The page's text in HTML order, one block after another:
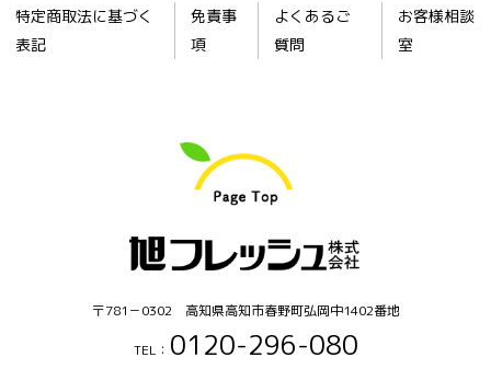
特定商取法に基づく
表記
免責事
項
よくあるご
質問
お客様相談
室
〒781－0302 高知県高知市春野町弘岡中1402番地
TEL： 0120-296-080